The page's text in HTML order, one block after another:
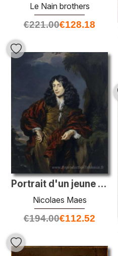
Le Nain brothers
€221.00€128.18
Portrait d'un jeune homme, peut-être Simon Van Alphen
Nicolaes Maes
€194.00€112.52